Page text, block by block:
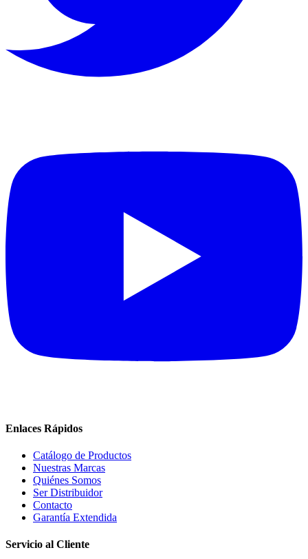
Enlaces Rápidos
Catálogo de Productos
Nuestras Marcas
Quiénes Somos
Ser Distribuidor
Contacto
Garantía Extendida
Servicio al Cliente